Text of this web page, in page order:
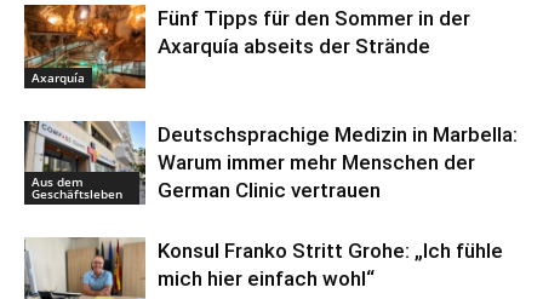
Axarquía
Fünf Tipps für den Sommer in der
Axarquía abseits der Strände
Aus dem
Geschäftsleben
Deutschsprachige Medizin in Marbella:
Warum immer mehr Menschen der
German Clinic vertrauen
Konsul Franko Stritt Grohe: „Ich fühle
mich hier einfach wohl“